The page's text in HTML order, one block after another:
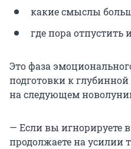
какие смыслы
где пора отпустить
Это фаза
подготовки к
на следующем
— Если вы игнорируете
продолжаете на усилии